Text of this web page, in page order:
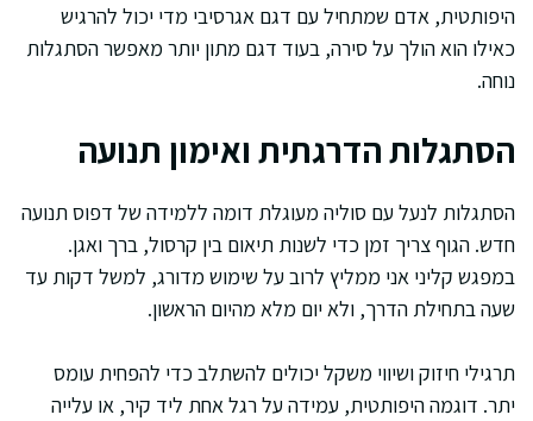
היפותטית, אדם שמתחיל עם דגם אגרסיבי מדי יכול להרגיש
כאילו הוא הולך על סירה, בעוד דגם מתון יותר מאפשר הסתגלות
נוחה.
הסתגלות הדרגתית ואימון תנועה
הסתגלות לנעל עם סוליה מעוגלת דומה ללמידה של דפוס תנועה
חדש. הגוף צריך זמן כדי לשנות תיאום בין קרסול, ברך ואגן.
במפגש קליני אני ממליץ לרוב על שימוש מדורג, למשל דקות עד
שעה בתחילת הדרך, ולא יום מלא מהיום הראשון.
תרגילי חיזוק ושיווי משקל יכולים להשתלב כדי להפחית עומס
יתר. דוגמה היפותטית, עמידה על רגל אחת ליד קיר, או עלייה